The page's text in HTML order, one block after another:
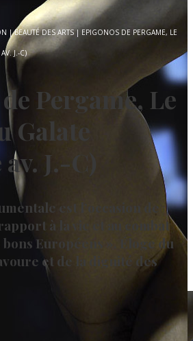
|BEAUTÉ DES ARTS| EPIGONOS DE PERGAME, LE
J.-C)
Pergame, Le
Galate
J.-C)
est l’occasion de
à la vie et au combat
Européens ». Éloge du
et de la dignité des